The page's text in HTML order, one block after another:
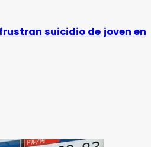
suicidio de joven en